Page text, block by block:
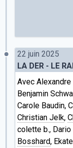
22 juin 2025
LA DER - LE
Avec Alexandre
Benjamin
Carole Baudin,
Christian Jelk,
colette b., Dario
Bosshard,